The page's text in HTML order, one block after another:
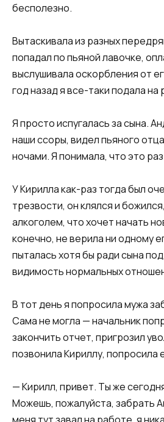
бесполезно.
Вытаскивала из разных
попадал по пьяной лавочке,
выслушивала оскорбления от
год назад я все-таки подала на
Я просто испугалась за сына.
наши ссоры, видел пьяного
ночами. Я понимала, что это
​​У Кирилла как-раз тогда был
трезвости, он клялся и
алкоголем, что хочет начать
конечно, не верила ни одному
пыталась хотя бы ради сына
видимость нормальных
​​В тот день я попросила мужа
Сама не могла — начальник
закончить отчет, пригрозил
позвонила Кириллу, попросила
​​— Кирилл, привет. Ты же
Можешь, пожалуйста, забрать